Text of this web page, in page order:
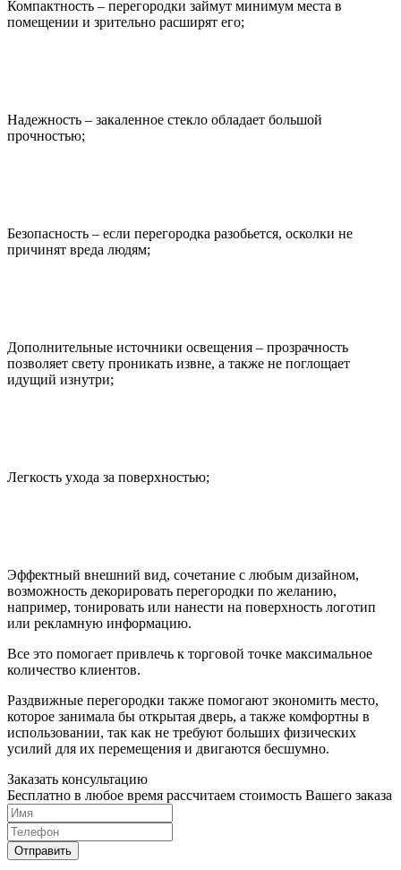
Компактность – перегородки займут минимум места в
помещении и зрительно расширят его;
Надежность – закаленное стекло обладает большой
прочностью;
Безопасность – если перегородка разобьется, осколки не
причинят вреда людям;
Дополнительные источники освещения – прозрачность
позволяет свету проникать извне, а также не поглощает
идущий изнутри;
Легкость ухода за поверхностью;
Эффектный внешний вид, сочетание с любым дизайном,
возможность декорировать перегородки по желанию,
например, тонировать или нанести на поверхность логотип
или рекламную информацию.
Все это помогает привлечь к торговой точке максимальное
количество клиентов.
Раздвижные перегородки также помогают экономить место,
которое занимала бы открытая дверь, а также комфортны в
использовании, так как не требуют больших физических
усилий для их перемещения и двигаются бесшумно.
Заказать консультацию
Бесплатно в любое время рассчитаем стоимость Вашего заказа